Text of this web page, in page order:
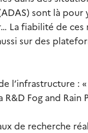
sont là
La fiabilité de ces
sur des
l’infrastructure
Fog and Rain
de recherche